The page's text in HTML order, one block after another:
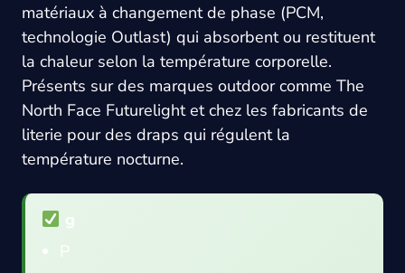
matériaux à changement de phase (PCM,
technologie Outlast) qui absorbent ou restituent
la chaleur selon la température corporelle.
Présents sur des marques outdoor comme The
North Face Futurelight et chez les fabricants de
literie pour des draps qui régulent la
température nocturne.
g
P